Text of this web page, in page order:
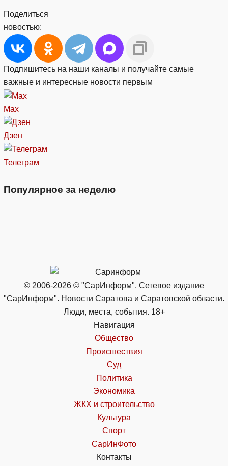
Поделиться
новостью:
Подпишитесь на наши каналы и получайте самые
важные и интересные новости первым
Max
Дзен
Телеграм
Популярное за неделю
© 2006-2026 © "СарИнформ". Сетевое издание
"СарИнформ". Новости Саратова и Саратовской области.
Люди, места, события. 18+
Навигация
Общество
Происшествия
Суд
Политика
Экономика
ЖКХ и строительство
Культура
Спорт
СарИнФото
Контакты